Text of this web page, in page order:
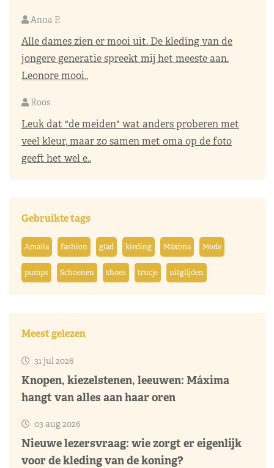
Anna P.
Alle dames zien er mooi uit. De kleding van de
jongere generatie spreekt mij het meeste aan.
Leonore mooi..
Roos
Leuk dat "de meiden" wat anders proberen met
veel kleur, maar zo samen met oma op de foto
geeft het wel e..
Gebruikte tags
Amalia fashion glad kleding Máxima Mode
pumps Schoenen shoes trucje uitglijden
Meest gelezen
31 jul 2026
Knopen, kiezelstenen, leeuwen: Máxima
hangt van alles aan haar oren
03 aug 2026
Nieuwe lezersvraag: wie zorgt er eigenlijk
voor de kleding van de koning?